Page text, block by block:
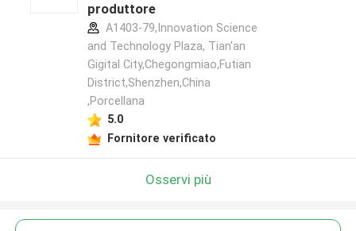
produttore
A1403-79,Innovation Science
and Technology Plaza, Tian'an
Gigital City,Chegongmiao,Futian
District,Shenzhen,China
,Porcellana
5.0
Fornitore verificato
Osservi più